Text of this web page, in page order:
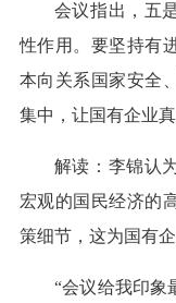
会议指出，五
性作用。要坚持有
本向关系国家安全
集中，让国有企业
解读：李锦认
宏观的国民经济的
策细节，这为国有
“会议给我印象